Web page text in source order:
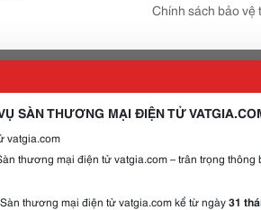
Chính sách bảo vệ
SÀN THƯƠNG MẠI ĐIỆN TỬ
vatgia.com
thương mại điện tử vatgia.com – trân trọng thông
thương mại điện tử vatgia.com kể từ ngày31